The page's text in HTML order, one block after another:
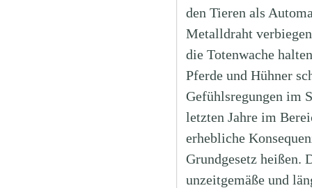
den Tieren als
Metalldraht
die Totenwache
Pferde und Hühner
Gefühlsregungen im
letzten Jahre im
erhebliche
Grundgesetz heißen.
unzeitgemäße und